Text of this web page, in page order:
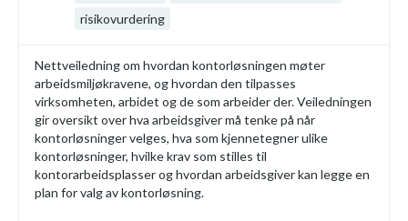
risikovurdering
Nettveiledning om hvordan kontorløsningen møter
arbeidsmiljøkravene, og hvordan den tilpasses
virksomheten, arbidet og de som arbeider der. Veiledningen
gir oversikt over hva arbeidsgiver må tenke på når
kontorløsninger velges, hva som kjennetegner ulike
kontorløsninger, hvilke krav som stilles til
kontorarbeidsplasser og hvordan arbeidsgiver kan legge en
plan for valg av kontorløsning.